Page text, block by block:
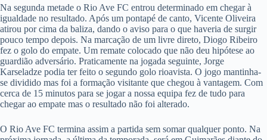
Na segunda metade o Rio Ave FC entrou determinado em chegar à
igualdade no resultado. Após um pontapé de canto, Vicente Oliveira
atirou por cima da baliza, dando o aviso para o que haveria de surgir
pouco tempo depois. Na marcação de um livre direto, Diogo Ribeiro
fez o golo do empate. Um remate colocado que não deu hipótese ao
guardião adversário. Praticamente na jogada seguinte, Jorge
Karseladze podia ter feito o segundo golo rioavista. O jogo mantinha-
se dividido mas foi a formação visitante que chegou à vantagem. Com
cerca de 15 minutos para se jogar a nossa equipa fez de tudo para
chegar ao empate mas o resultado não foi alterado.
O Rio Ave FC termina assim a partida sem somar qualquer ponto. Na